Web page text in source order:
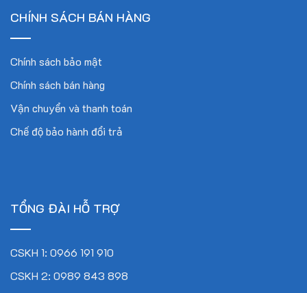
CHÍNH SÁCH BÁN HÀNG
Chính sách bảo mật
Chính sách bán hàng
Vận chuyển và thanh toán
Chế độ bảo hành đổi trả
TỔNG ĐÀI HỖ TRỢ
CSKH 1: 0966 191 910
CSKH 2: 0989 843 898